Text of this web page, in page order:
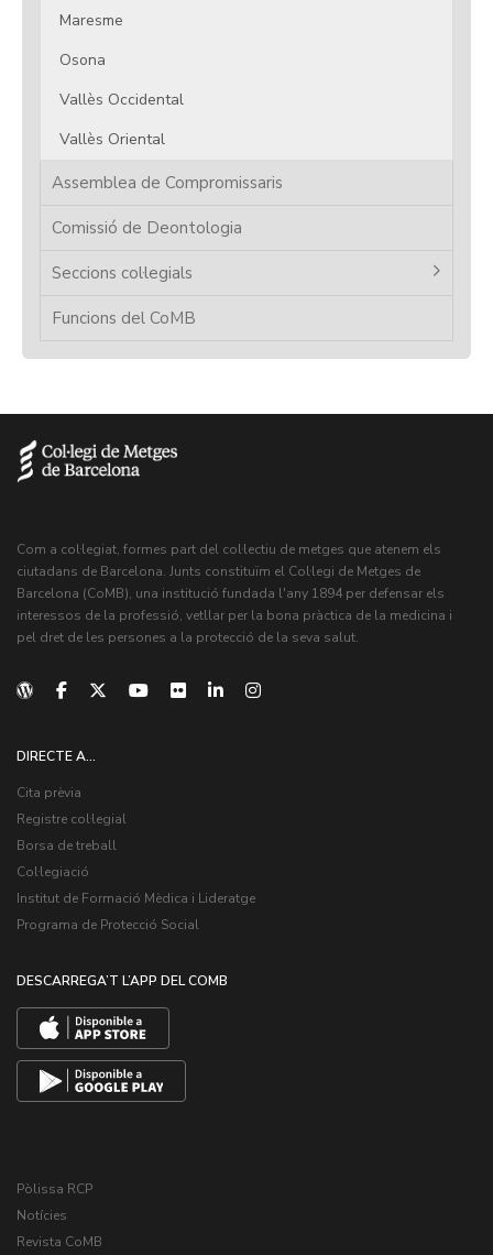
Maresme
Osona
Vallès Occidental
Vallès Oriental
Assemblea de Compromissaris
Comissió de Deontologia
Seccions col·legials
Funcions del CoMB
Com a col·legiat, formes part del col·lectiu de metges que atenem els
ciutadans de Barcelona. Junts constituïm el Col·legi de Metges de
Barcelona (CoMB), una institució fundada l'any 1894 per defensar els
interessos de la professió, vetllar per la bona pràctica de la medicina i
pel dret de les persones a la protecció de la seva salut.
DIRECTE A...
Cita prèvia
Registre col·legial
Borsa de treball
Col·legiació
Institut de Formació Mèdica i Lideratge
Programa de Protecció Social
DESCARREGA’T L’APP DEL COMB
Pòlissa RCP
Notícies
Revista CoMB